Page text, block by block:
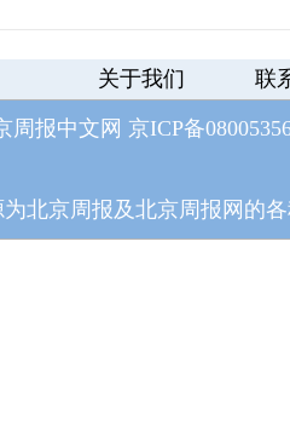
关于我们 联
周报中文网 京ICP备
北京周报及北京周报网的